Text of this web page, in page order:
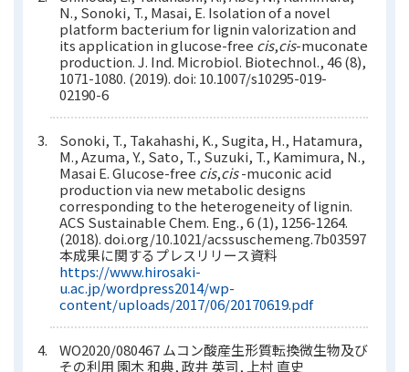
N., Sonoki, T., Masai, E. Isolation of a novel
platform bacterium for lignin valorization and
its application in glucose-free cis,cis-muconate
production. J. Ind. Microbiol. Biotechnol., 46 (8),
1071-1080. (2019). doi: 10.1007/s10295-019-
02190-6
Sonoki, T., Takahashi, K., Sugita, H., Hatamura,
M., Azuma, Y., Sato, T., Suzuki, T., Kamimura, N.,
Masai E. Glucose-free cis,cis-muconic acid
production via new metabolic designs
corresponding to the heterogeneity of lignin.
ACS Sustainable Chem. Eng., 6 (1), 1256-1264.
(2018). doi.org/10.1021/acssuschemeng.7b03597
本成果に関するプレスリリース資料
https://www.hirosaki-
u.ac.jp/wordpress2014/wp-
content/uploads/2017/06/20170619.pdf
WO2020/080467 ムコン酸産生形質転換微生物及び
その利用 園木 和典, 政井 英司, 上村 直史